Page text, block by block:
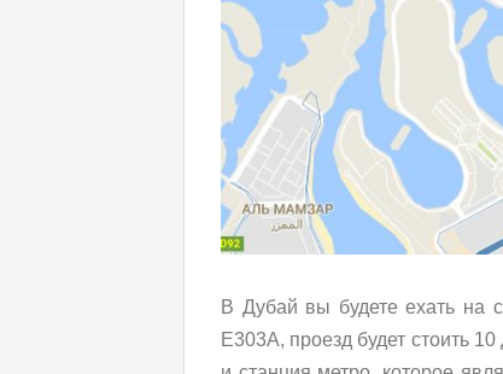
В Дубай вы будете ехать на
Е303А, проезд будет стоить